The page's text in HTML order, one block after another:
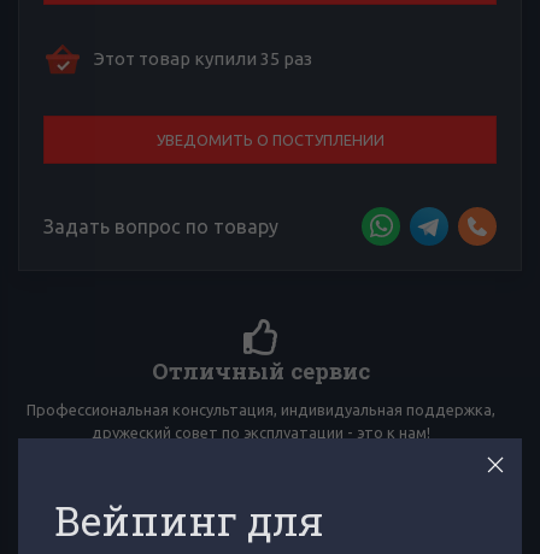
Этот товар купили 35 раз
УВЕДОМИТЬ О ПОСТУПЛЕНИИ
Задать вопрос по товару
Более 4000 отзывов к товарам
Сложно выбирать среди множества товаров? Тебе помогут
многочисленные отзывы товарищей по вейпингу!
Вейпинг для